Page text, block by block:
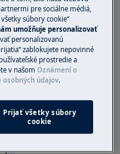
späť nájde, ak
Možno bude
vysávaní bude
užitočný?
pre sociálne médiá,
súbory cookie“
umožňuje personalizovať
personalizovanú
zablokujete nepovinné
prostredie a
v našomOznámení o
osobných údajov.
Prijať všetky súbory
cookie